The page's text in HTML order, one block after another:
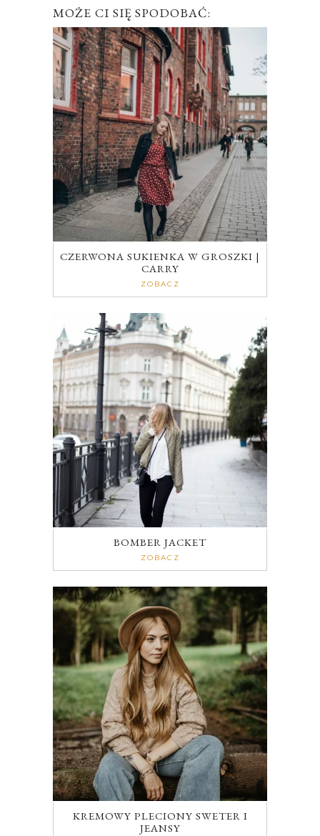
MOŻE CI SIĘ SPODOBAĆ:
CZERWONA SUKIENKA W GROSZKI |
CARRY
ZOBACZ
BOMBER JACKET
ZOBACZ
KREMOWY PLECIONY SWETER I
JEANSY